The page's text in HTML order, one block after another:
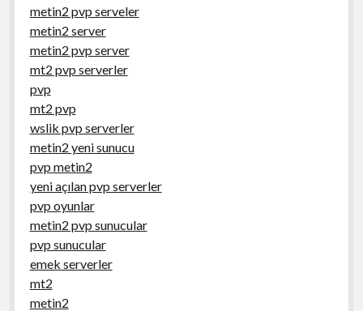
metin2 pvp serveler
metin2 server
metin2 pvp server
mt2 pvp serverler
pvp
mt2 pvp
wslik pvp serverler
metin2 yeni sunucu
pvp metin2
yeni açılan pvp serverler
pvp oyunlar
metin2 pvp sunucular
pvp sunucular
emek serverler
mt2
metin2